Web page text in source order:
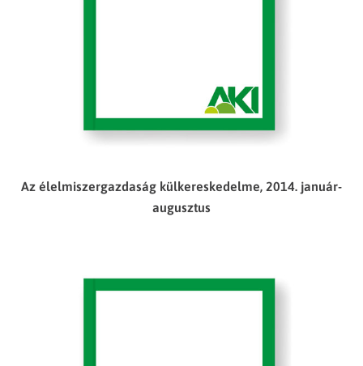
Az élelmiszergazdaság külkereskedelme, 2014. január-
augusztus